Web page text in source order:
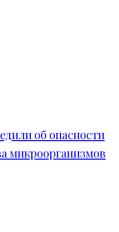
об опасности
микроорганизмов